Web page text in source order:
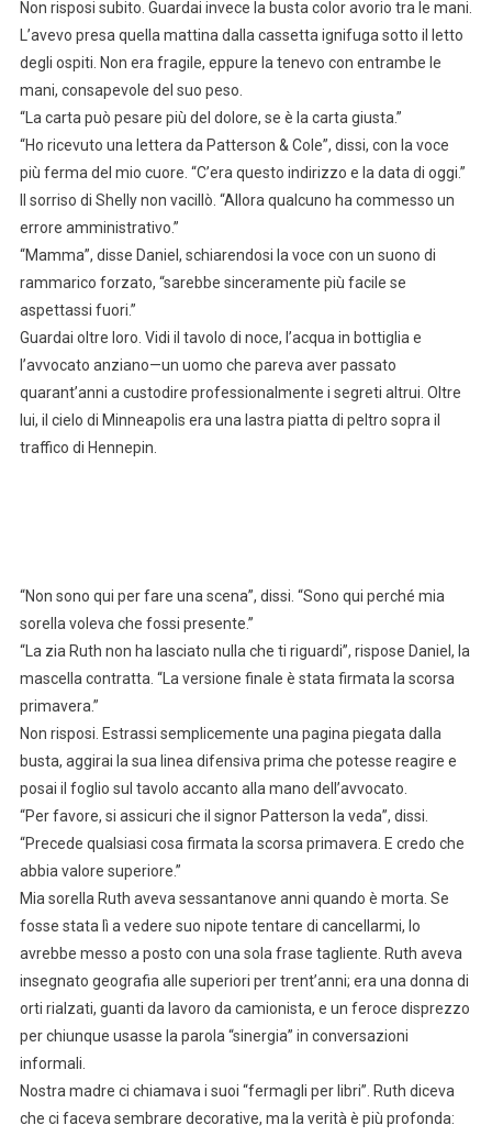
Non risposi subito. Guardai invece la busta color avorio tra le mani.
L’avevo presa quella mattina dalla cassetta ignifuga sotto il letto
degli ospiti. Non era fragile, eppure la tenevo con entrambe le
mani, consapevole del suo peso.
“La carta può pesare più del dolore, se è la carta giusta.”
“Ho ricevuto una lettera da Patterson & Cole”, dissi, con la voce
più ferma del mio cuore. “C’era questo indirizzo e la data di oggi.”
Il sorriso di Shelly non vacillò. “Allora qualcuno ha commesso un
errore amministrativo.”
“Mamma”, disse Daniel, schiarendosi la voce con un suono di
rammarico forzato, “sarebbe sinceramente più facile se
aspettassi fuori.”
Guardai oltre loro. Vidi il tavolo di noce, l’acqua in bottiglia e
l’avvocato anziano—un uomo che pareva aver passato
quarant’anni a custodire professionalmente i segreti altrui. Oltre
lui, il cielo di Minneapolis era una lastra piatta di peltro sopra il
traffico di Hennepin.
“Non sono qui per fare una scena”, dissi. “Sono qui perché mia
sorella voleva che fossi presente.”
“La zia Ruth non ha lasciato nulla che ti riguardi”, rispose Daniel, la
mascella contratta. “La versione finale è stata firmata la scorsa
primavera.”
Non risposi. Estrassi semplicemente una pagina piegata dalla
busta, aggirai la sua linea difensiva prima che potesse reagire e
posai il foglio sul tavolo accanto alla mano dell’avvocato.
“Per favore, si assicuri che il signor Patterson la veda”, dissi.
“Precede qualsiasi cosa firmata la scorsa primavera. E credo che
abbia valore superiore.”
Mia sorella Ruth aveva sessantanove anni quando è morta. Se
fosse stata lì a vedere suo nipote tentare di cancellarmi, lo
avrebbe messo a posto con una sola frase tagliente. Ruth aveva
insegnato geografia alle superiori per trent’anni; era una donna di
orti rialzati, guanti da lavoro da camionista, e un feroce disprezzo
per chiunque usasse la parola “sinergia” in conversazioni
informali.
Nostra madre ci chiamava i suoi “fermagli per libri”. Ruth diceva
che ci faceva sembrare decorative, ma la verità è più profonda: